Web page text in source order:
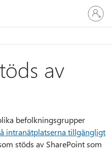
Logga
in
på
konto
av
befolkningsgrupper
intranätplatserna tillgängligt
stöds av SharePoint som